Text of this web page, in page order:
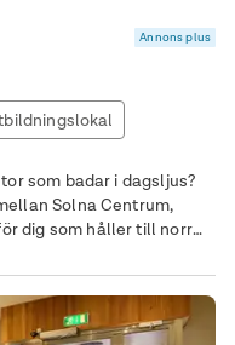
Annons plus
som badar i dagsljus?
Solna Centrum,
dig som håller till norr
och kreativa idéer.